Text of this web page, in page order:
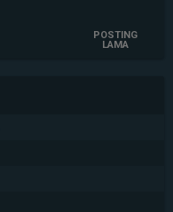
POSTING
LAMA